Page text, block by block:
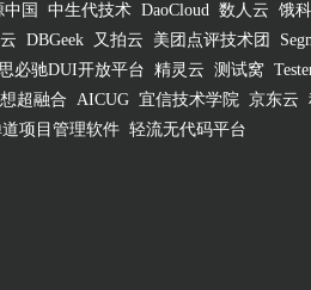
国 中生代技术 DaoCloud 数人云 饿
DBGeek 又拍云 美团点评技术团
必驰DUI开放平台 精灵云 测试窝
超融合 AICUG 宜信技术学院 京东云
项目管理软件 轻流无代码平台